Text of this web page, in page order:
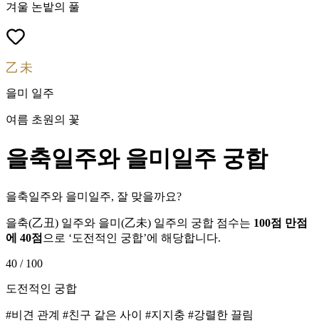
겨울 논밭의 풀
乙未
을미 일주
여름 초원의 꽃
을축일주와 을미일주 궁합
을축일주와 을미일주, 잘 맞을까요?
을축(乙丑) 일주와 을미 (乙未) 일주의 궁합 점수는 100점 만점
에 40점 으로 ‘도전적인 궁합’에 해당합니다.
40 / 100
도전적인 궁합
#비견 관계 #친구 같은 사이 #지지충 #강렬한 끌림